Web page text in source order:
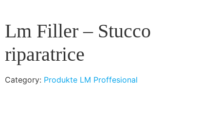
Lm Filler – Stucco
riparatrice
Category: Produkte LM Proffesional